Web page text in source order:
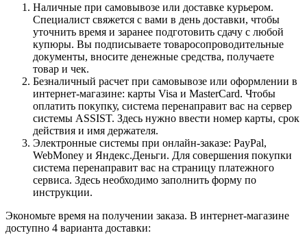
Наличные при самовывозе или доставке курьером.
Специалист свяжется с вами в день доставки, чтобы
уточнить время и заранее подготовить сдачу с любой
купюры. Вы подписываете товаросопроводительные
документы, вносите денежные средства, получаете
товар и чек.
Безналичный расчет при самовывозе или оформлении в
интернет-магазине: карты Visa и MasterCard. Чтобы
оплатить покупку, система перенаправит вас на сервер
системы ASSIST. Здесь нужно ввести номер карты, срок
действия и имя держателя.
Электронные системы при онлайн-заказе: PayPal,
WebMoney и Яндекс.Деньги. Для совершения покупки
система перенаправит вас на страницу платежного
сервиса. Здесь необходимо заполнить форму по
инструкции.
Экономьте время на получении заказа. В интернет-магазине
доступно 4 варианта доставки: